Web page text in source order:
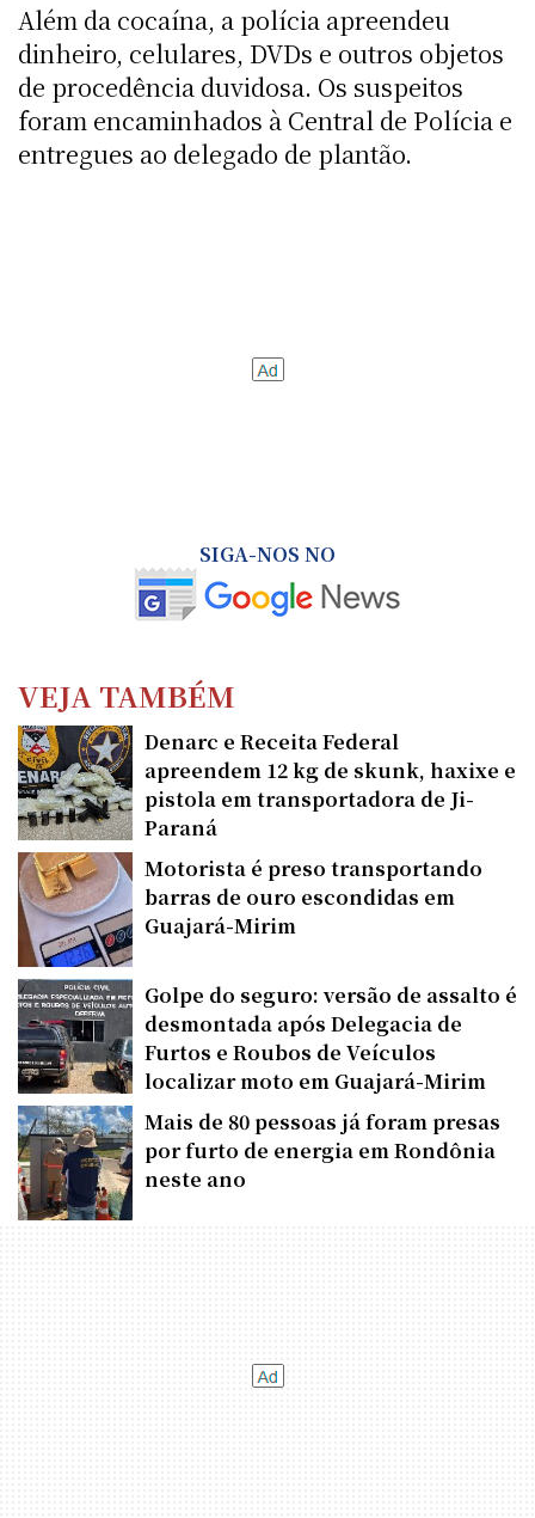
Além da cocaína, a polícia apreendeu
dinheiro, celulares, DVDs e outros objetos
de procedência duvidosa. Os suspeitos
foram encaminhados à Central de Polícia e
entregues ao delegado de plantão.
SIGA-NOS NO
VEJA TAMBÉM
Denarc e Receita Federal
apreendem 12 kg de skunk, haxixe e
pistola em transportadora de Ji-
Paraná
Motorista é preso transportando
barras de ouro escondidas em
Guajará-Mirim
Golpe do seguro: versão de assalto é
desmontada após Delegacia de
Furtos e Roubos de Veículos
localizar moto em Guajará-Mirim
Mais de 80 pessoas já foram presas
por furto de energia em Rondônia
neste ano